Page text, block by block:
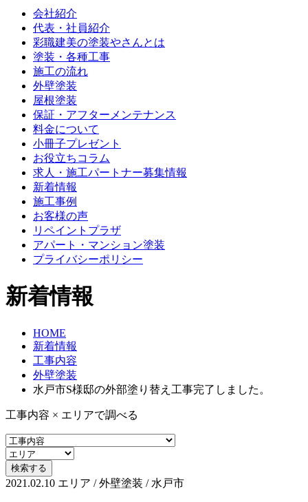
会社紹介
代表・社員紹介
彩職建美の塗装やさんとは
塗装・各種工事
施工の流れ
外壁塗装
屋根塗装
保証・アフターメンテナンス
料金について
小冊子プレゼント
お役立ちコラム
求人・施工パートナー募集情報
新着情報
施工事例
お客様の声
リペイントプラザ
アパート・マンション塗装
プライバシーポリシー
新着情報
HOME
新着情報
工事内容
外壁塗装
水戸市S様邸の外部塗り替え工事完了しました。
工事内容 × エリアで調べる
2021.02.10 エリア / 外壁塗装 / 水戸市